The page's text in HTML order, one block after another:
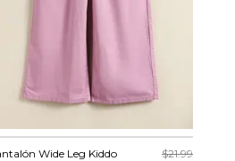
Wide Leg Kiddo $21.99